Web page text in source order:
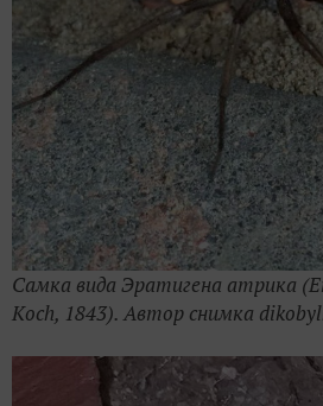
Самка вида Эратигена атрика
Koch, 1843). Автор снимка